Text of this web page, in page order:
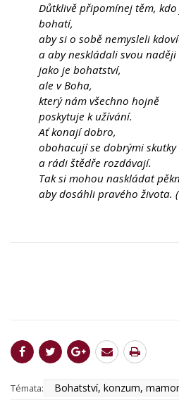
Důtklivě připomínej těm,
bohatí,
aby si o sobě nemysleli
a aby neskládali svou naději
jako je bohatství,
ale v Boha,
který nám všechno hojně
poskytuje k užívání.
Ať konají dobro,
obohacují se dobrými skutky
a rádi štědře rozdávají.
Tak si mohou naskládat
aby dosáhli pravého života.
Témata:
Bohatství, konzum,